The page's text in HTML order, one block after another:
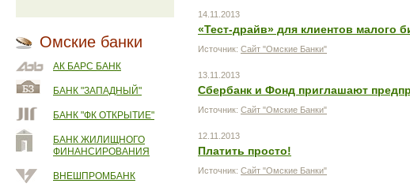
Омские банки
АК БАРС БАНК
БАНК "ЗАПАДНЫЙ"
БАНК "ФК ОТКРЫТИЕ"
БАНК ЖИЛИЩНОГО
ФИНАНСИРОВАНИЯ
ВНЕШПРОМБАНК
14.11.2013
«Тест-драйв» для клиентов малого
Источник: Сайт "Омские Банки"
13.11.2013
Сбербанк и Фонд приглашают
Источник: Сайт "Омские Банки"
12.11.2013
Платить просто!
Источник: Сайт "Омские Банки"